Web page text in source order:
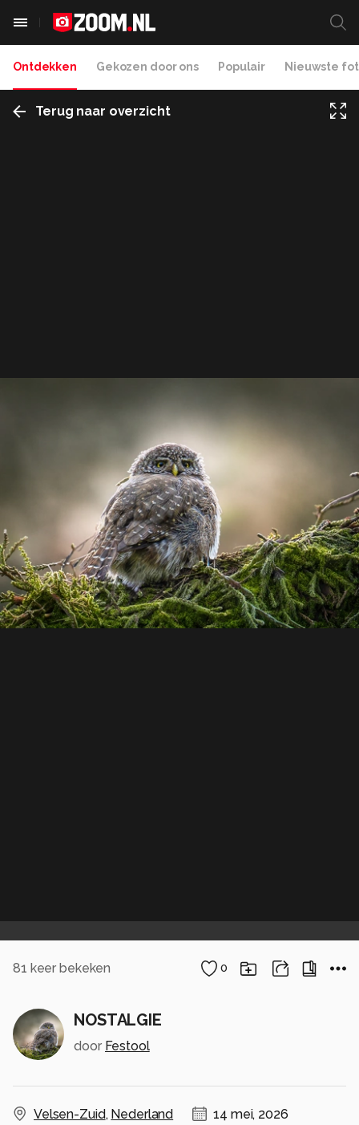
Ontdekken Gekozen door ons Populair Nieuwste
Terug naar overzicht
81 keer bekeken 0
NOSTALGIE
door Festool
Velsen-Zuid, Nederland 14 mei, 2026